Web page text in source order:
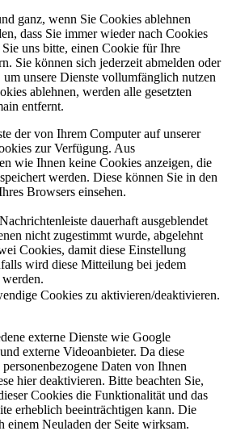
ganz, wenn Sie Cookies ablehnen
dass Sie immer wieder nach Cookies
uns bitte, einen Cookie für Ihre
Sie können sich jederzeit abmelden oder
um unsere Dienste vollumfänglich nutzen
ablehnen, werden alle gesetzten
entfernt.
der von Ihrem Computer auf unserer
zur Verfügung. Aus
wie Ihnen keine Cookies anzeigen, die
werden. Diese können Sie in den
Browsers einsehen.
dauerhaft ausgeblendet
nicht zugestimmt wurde, abgelehnt
Cookies, damit diese Einstellung
wird diese Mitteilung bei jedem
Cookies zu aktivieren/deaktivieren.
externe Dienste wie Google
externe Videoanbieter. Da diese
Daten von Ihnen
hier deaktivieren. Bitte beachten Sie,
Cookies die Funktionalität und das
erheblich beeinträchtigen kann. Die
einem Neuladen der Seite wirksam.